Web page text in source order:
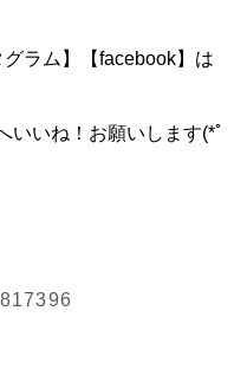
ラム】【facebook】は
いいね！お願いします(*ﾟ